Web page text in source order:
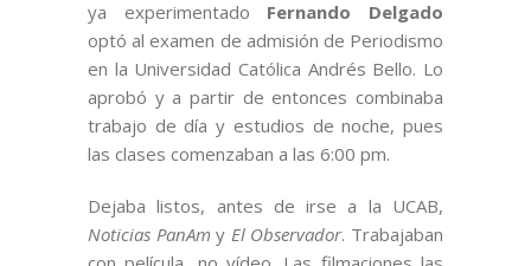
ya experimentado Fernando Delgado
optó al examen de admisión de Periodismo
en la Universidad Católica Andrés Bello. Lo
aprobó y a partir de entonces combinaba
trabajo de día y estudios de noche, pues
las clases comenzaban a las 6:00 pm.
Dejaba listos, antes de irse a la UCAB,
Noticias PanAmy El Observador. Trabajaban